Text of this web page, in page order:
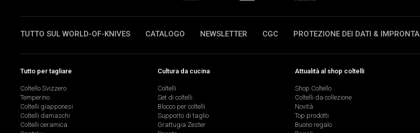
TUTTO SUL WORLD-OF-KNIVES CATALOGO NEWSLETTER CGC PROTEZIONE DEI DATI & IMPRONTA
Tutto per tagliare
Coltello Svizzero
Temperino
Coltelli giapponesi
Coltelli damaschi
Coltelli ceramica
Cultura da cucina
Coltelli
Set di coltelli
Blocco per coltelli
Supporto di taglio
Grattugia Zester
Attualità al shop coltelli
Shop Coltello
Coltelli da collezione
Novità
Top prodotti
Buono regalo